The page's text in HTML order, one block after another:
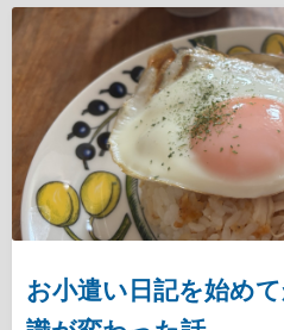
お小遣い日記を始め